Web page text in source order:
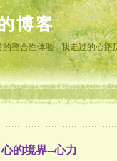
博客
整合性体验 - 我走过的心路
心的境界--心力